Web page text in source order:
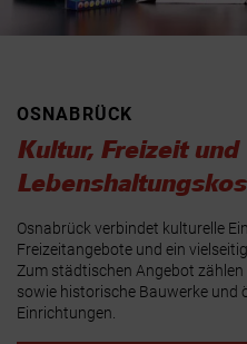
OSNABRÜCK
Kultur, Freizeit und
Osnabrück verbindet kulturelle
Freizeitangebote und ein
Zum städtischen Angebot zählen
sowie historische Bauwerke und
Einrichtungen.